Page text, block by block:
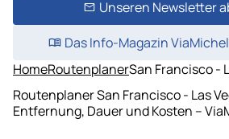
Unseren Newsletter
Das Info-Magazin
HomeRoutenplanerSan Francisco -
Routenplaner San Francisco - Las
Entfernung, Dauer und Kosten –